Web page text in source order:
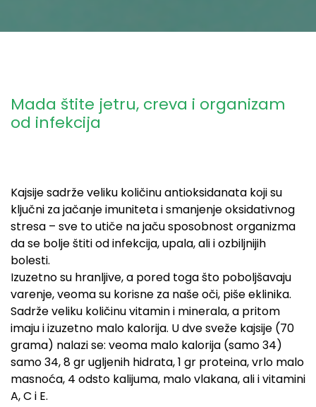
Mada štite jetru, creva i organizam
od infekcija
Kajsije sadrže veliku količinu antioksidanata koji su
ključni za jačanje imuniteta i smanjenje oksidativnog
stresa – sve to utiče na jaču sposobnost organizma
da se bolje štiti od infekcija, upala, ali i ozbiljnijih
bolesti.
Izuzetno su hranljive, a pored toga što poboljšavaju
varenje, veoma su korisne za naše oči, piše eklinika.
Sadrže veliku količinu vitamin i minerala, a pritom
imaju i izuzetno malo kalorija. U dve sveže kajsije (70
grama) nalazi se: veoma malo kalorija (samo 34)
samo 34, 8 gr ugljenih hidrata, 1 gr proteina, vrlo malo
masnoća, 4 odsto kalijuma, malo vlakana, ali i vitamini
A, C i E.